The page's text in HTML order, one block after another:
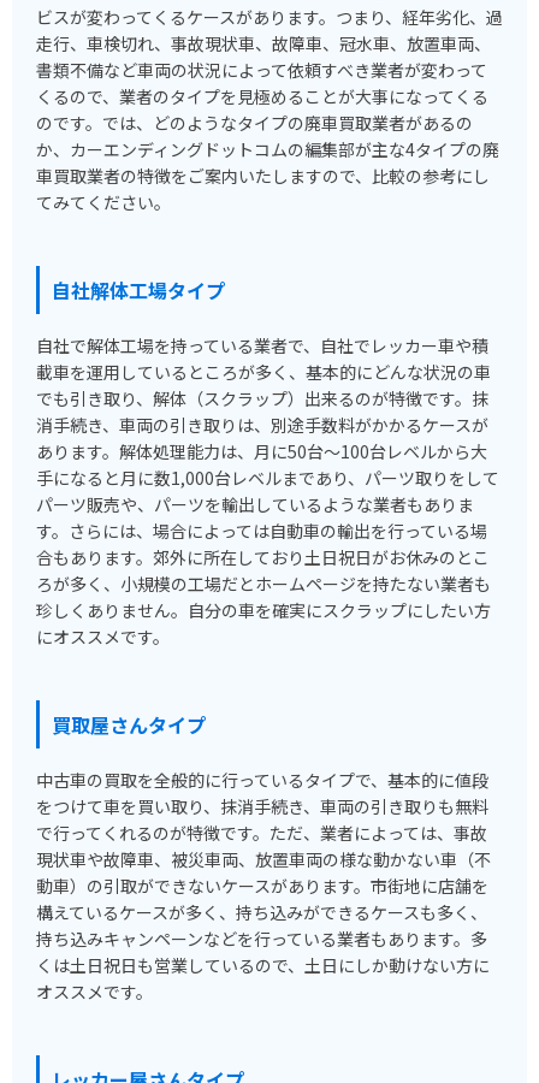
ビスが変わってくるケースがあります。つまり、経年劣化、過
走行、車検切れ、事故現状車、故障車、冠水車、放置車両、
書類不備など車両の状況によって依頼すべき業者が変わって
くるので、業者のタイプを見極めることが大事になってくる
のです。では、どのようなタイプの廃車買取業者があるの
か、カーエンディングドットコムの編集部が主な4タイプの廃
車買取業者の特徴をご案内いたしますので、比較の参考にし
てみてください。
自社解体工場タイプ
自社で解体工場を持っている業者で、自社でレッカー車や積
載車を運用しているところが多く、基本的にどんな状況の車
でも引き取り、解体（スクラップ）出来るのが特徴です。抹
消手続き、車両の引き取りは、別途手数料がかかるケースが
あります。解体処理能力は、月に50台～100台レベルから大
手になると月に数1,000台レベルまであり、パーツ取りをして
パーツ販売や、パーツを輸出しているような業者もありま
す。さらには、場合によっては自動車の輸出を行っている場
合もあります。郊外に所在しており土日祝日がお休みのとこ
ろが多く、小規模の工場だとホームページを持たない業者も
珍しくありません。自分の車を確実にスクラップにしたい方
にオススメです。
買取屋さんタイプ
中古車の買取を全般的に行っているタイプで、基本的に値段
をつけて車を買い取り、抹消手続き、車両の引き取りも無料
で行ってくれるのが特徴です。ただ、業者によっては、事故
現状車や故障車、被災車両、放置車両の様な動かない車（不
動車）の引取ができないケースがあります。市街地に店舗を
構えているケースが多く、持ち込みができるケースも多く、
持ち込みキャンペーンなどを行っている業者もあります。多
くは土日祝日も営業しているので、土日にしか動けない方に
オススメです。